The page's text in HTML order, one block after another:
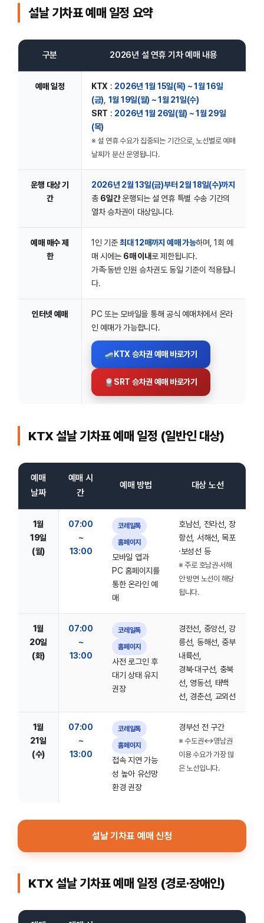
설날 기차표 예매 일정 요약
구분 2026년 설 연휴 기차 예매 내용
예매 일정 KTX : 2026년 1월 15일(목) ~ 1월 16일
(금), 1월 19일(월) ~ 1월 21일(수)
SRT : 2026년 1월 26일(월) ~ 1월 29일
(목)
※ 설 연휴 수요가 집중되는 기간으로, 노선별로 예매
날짜가 분산 운영됩니다.
운행 대상 기
간
2026년 2월 13일(금)부터 2월 18일(수)까지
총 6일간운행되는 설 연휴 특별 수송 기간의
열차 승차권이 대상입니다.
예매 매수 제
한
1인 기준최대 12매까지 예매 가능하며, 1회 예
매 시에는 6매 이내로 제한됩니다.
가족·동반 인원 승차권도 동일 기준이 적용됩니
다.
인터넷 예매
PC 또는 모바일을 통해 공식 예매처에서 온라
인 예매가 가능합니다.
KTX 승차권 예매 바로가기
SRT 승차권 예매 바로가기
KTX 설날 기차표 예매 일정 (일반인 대상)
예매
날짜
예매 시
간
예매 방법 대상 노선
1월
19일
(월)
07:00
~
13:00
코레일톡
홈페이지
모바일 앱과
PC 홈페이지를
통한 온라인 예
매
호남선, 전라선, 장
항선, 서해선, 목포
·보성선 등
※ 주로 호남권·서해
안 방면 노선이 해당
됩니다.
1월
20일
(화)
07:00
~
13:00
코레일톡
홈페이지
사전 로그인 후
대기 상태 유지
권장
경전선, 중앙선, 강
릉선, 동해선, 중부
내륙선,
경북·대구선, 충북
선, 영동선, 태백
선, 경춘선, 교외선
1월
21일
(수)
07:00
~
13:00
코레일톡
홈페이지
접속 지연 가능
성 높아 유선망
환경 권장
경부선 전 구간
※ 수도권↔영남권
이용 수요가 가장 많
은 노선입니다.
설날 기차표 예매 신청
KTX 설날 기차표 예매 일정 (경로·장애인)